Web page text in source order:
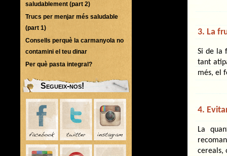
3. La
Si de la
tant
més, el
4.
La
cereals,
saludablement (part 2)
Trucs per menjar més saludable
(part 1)
Consells perquè la carmanyola no
contamini el teu dinar
Per què pasta integral?
Segueix-nos!